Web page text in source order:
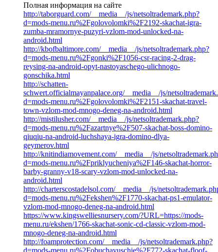
Полная информация на сайте
http://taborguard.com/__media__/js/netsoltrademark.php?
d=mods-menu.ru%2Fgolovolomki%2F2192-skachat-igra-
zumba-mramornye-puzyri-vzlom-mod-unlocked-na-
android.html
http://kbofbaltimore.com/__media__/js/netsoltrademark.php?
d=mods-menu.ru%2Fgonki%2F1056-csr-racing-2-drag-
reysing-na-android-opyt-nastoyaschego-ulichnogo-
gonschika.html
http://schatten-
schwert.officialmayanpalace.org/__media__/js/
d=mods-menu.ru%2Fgolovolomki%2F2151-skachat-travel-
town-vzlom-mod-mnogo-deneg-na-android.html
http://mistilusher.com/__media__/js/netsoltrademark.php?
d=mods-menu.ru%2Fazartnye%2F507-skachat-boss-domino-
qiuqiu-na-android-luchshaya-igra-domino-dlya-
geymerov.html
http://knitindiamovement.com/__media__/js/
d=mods-menu.ru%2Fpriklyucheniya%2F146-skachat-horror-
barby-granny-v18-scary-vzlom-mod-unlocked-na-
android.html
http://charterscostadelsol.com/__media__/js/
d=mods-menu.ru%2Fekshen%2F1770-skachat-ps1-emulator-
vzlom-mod-mnogo-deneg-na-android.html
https://www.kingswelliesnursery.com/?URL=https://mods-
menu.ru/ekshen/1766-skachat-sonic-cd-classic-vzlom-mod-
mnogo-deneg-na-android.html
http://foamprotection.com/__media__/js/netsoltrademark.php?
d=mods-menu.ru%2Fobuchayuschie%2F772-skachat-floof-